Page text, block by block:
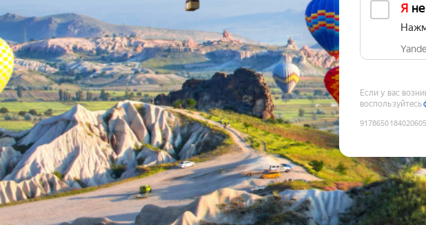
Я
Если у вас
воспользуйтесь